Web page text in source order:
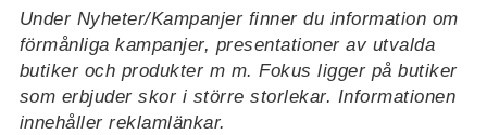
OM OSS
BUTIKSINFORMATION
INTEGRITETSPOLICY
Under Nyheter/Kampanjer finner du information om
förmånliga kampanjer, presentationer av utvalda
butiker och produkter m m. Fokus ligger på butiker
som erbjuder skor i större storlekar. Informationen
innehåller reklamlänkar.